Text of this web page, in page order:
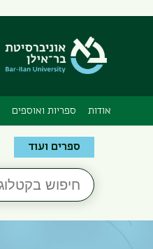
אודות ספריות ואוספים
Search
the
Bar-
Ilan
Libraries
ספרים ועוד
חיפוש
בקטלוג